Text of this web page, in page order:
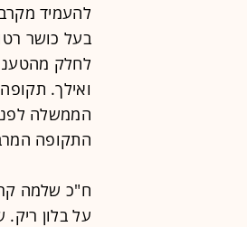
להעמיד
בעל כושר
לחלק
ואילך.
הממשלה
התקופה
ח"כ שלמה
על בלון